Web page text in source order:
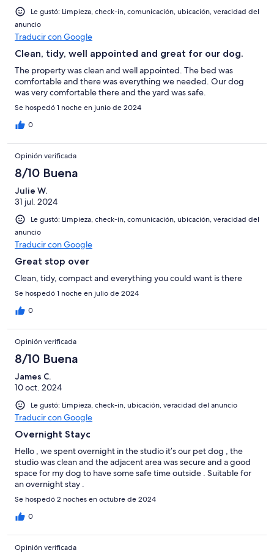
Le gustó: Limpieza, check-in, comunicación, ubicación, veracidad del
anuncio
Traducir con Google
Clean, tidy, well appointed and great for our dog.
The property was clean and well appointed. The bed was
comfortable and there was everything we needed. Our dog
was very comfortable there and the yard was safe.
Se hospedó 1 noche en junio de 2024
0
Opinión verificada
8/10 Buena
Julie W.
31 jul. 2024
Le gustó: Limpieza, check-in, comunicación, ubicación, veracidad del
anuncio
Traducir con Google
Great stop over
Clean, tidy, compact and everything you could want is there
Se hospedó 1 noche en julio de 2024
0
Opinión verificada
8/10 Buena
James C.
10 oct. 2024
Le gustó: Limpieza, check-in, ubicación, veracidad del anuncio
Traducir con Google
Overnight Stayc
Hello , we spent overnight in the studio it’s our pet dog , the
studio was clean and the adjacent area was secure and a good
space for my dog to have some safe time outside . Suitable for
an overnight stay .
Se hospedó 2 noches en octubre de 2024
0
Opinión verificada